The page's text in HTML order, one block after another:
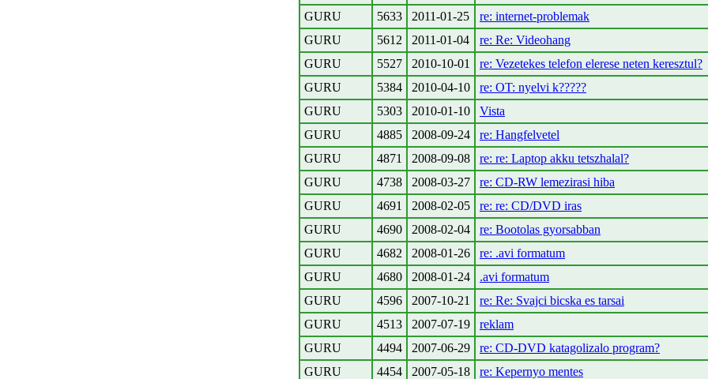
GURU
5633 2011-01-25
re: internet-problemak
GURU
5612 2011-01-04
re: Re: Videohang
GURU
5527 2010-10-01
re: Vezetekes telefon elerese neten keresztul?
GURU
5384 2010-04-10
re: OT: nyelvi k?????
GURU
5303 2010-01-10
Vista
GURU
4885 2008-09-24
re: Hangfelvetel
GURU
4871 2008-09-08
re: re: Laptop akku tetszhalal?
GURU
4738 2008-03-27
re: CD-RW lemezirasi hiba
GURU
4691 2008-02-05
re: re: CD/DVD iras
GURU
4690 2008-02-04
re: Bootolas gyorsabban
GURU
4682 2008-01-26
re: .avi formatum
GURU
4680 2008-01-24
.avi formatum
GURU
4596 2007-10-21
re: Re: Svajci bicska es tarsai
GURU
4513 2007-07-19
reklam
GURU
4494 2007-06-29
re: CD-DVD katagolizalo program?
GURU
4454 2007-05-18
re: Kepernyo mentes